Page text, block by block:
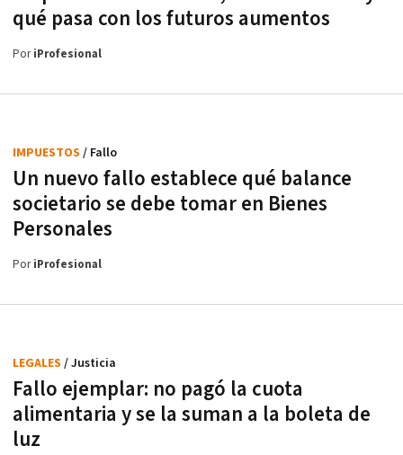
qué pasa con los futuros aumentos
PoriProfesional
Un nuevo fallo establece qué balance
societario se debe tomar en Bienes
Personales
IMPUESTOS / Fallo
PoriProfesional
Fallo ejemplar: no pagó la cuota
alimentaria y se la suman a la boleta de
luz
LEGALES / Justicia